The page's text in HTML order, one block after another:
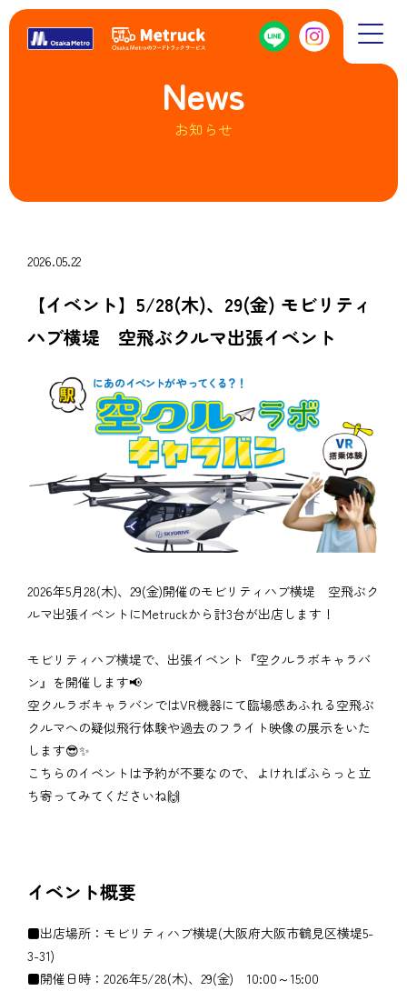
News
お知らせ
2026.05.22
【イベント】5/28(木)、29(金) モビリティ
ハブ横堤 空飛ぶクルマ出張イベント
2026年5月28(木)、29(金)開催のモビリティハブ横堤 空飛ぶク
ルマ出張イベントにMetruckから計3台が出店します！
モビリティハブ横堤で、出張イベント『空クルラボキャラバ
ン』を開催します📢
空クルラボキャラバンではVR機器にて臨場感あふれる空飛ぶ
クルマへの疑似飛行体験や過去のフライト映像の展示をいた
します😎✨
こちらのイベントは予約が不要なので、よければふらっと立
ち寄ってみてくださいね🙌
イベント概要
■出店場所：モビリティハブ横堤(大阪府大阪市鶴見区横堤5-
3-31)
■開催日時：2026年5/28(木)、29(金) 10:00～15:00